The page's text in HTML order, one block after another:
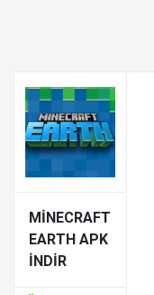
MINECRAFT
EARTH APK
INDIR